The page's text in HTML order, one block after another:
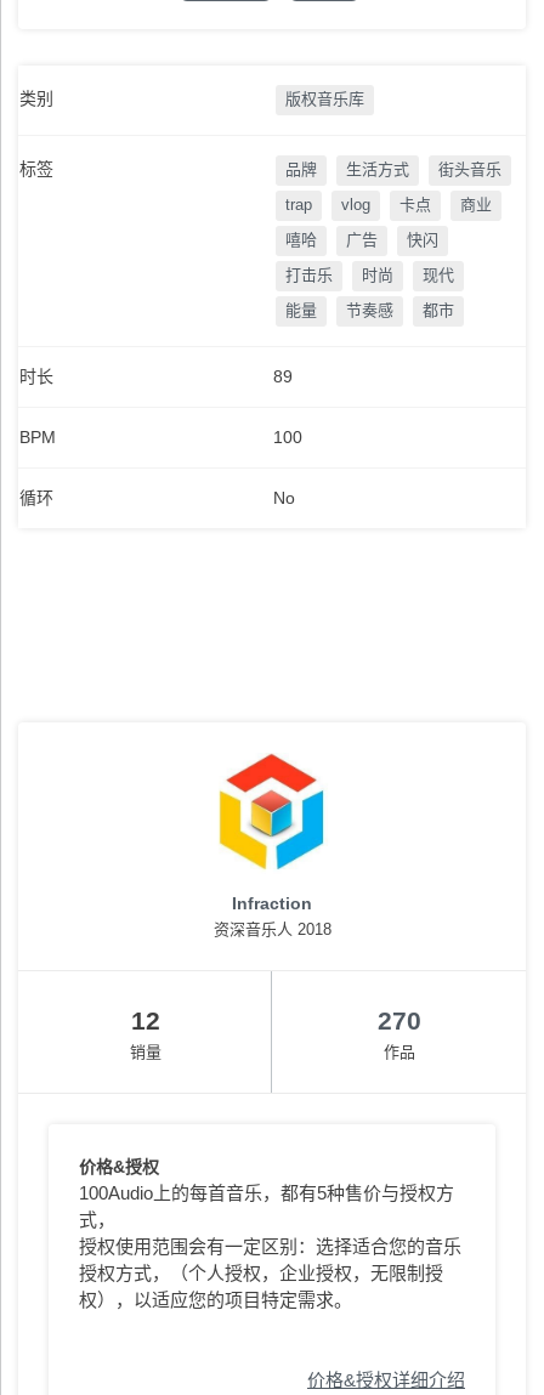
类别 版权音乐库
标签 品牌 生活方式
街头音乐
trap
vlog 卡点
商业
嘻哈
广告
快闪
打击乐
时尚
现代
能量
节奏感 都市
时长 89
BPM 100
循环 No
Infraction
资深音乐人 2018
12
销量
270
作品
价格&授权
100Audio上的每首音乐，都有5种售价与授权方
式，
授权使用范围会有一定区别：选择适合您的音乐
授权方式，（个人授权，企业授权，无限制授
权），以适应您的项目特定需求。
价格&授权详细介绍